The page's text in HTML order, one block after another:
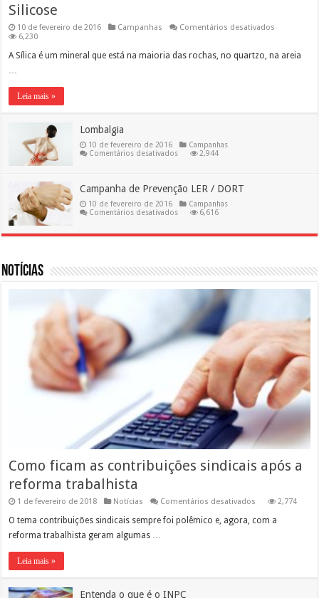
Silicose
10 de fevereiro de 2016 Campanhas Comentários desativados
6,230
A Sílica é um mineral que está na maioria das rochas, no quartzo, na areia
…
Leia mais »
Lombalgia
10 de fevereiro de 2016
Campanhas
Comentários desativadosem
2,944
Campanha de Prevenção LER / DORT
10 de fevereiro de 2016
Campanhas
Comentários desativadosem
Prevenção
6,616
Notícias
Como ficam as contribuições sindicais após a
reforma trabalhista
1 de fevereiro de 2018 Notícias Comentários desativados
ficam
2,774
O tema contribuições sindicais sempre foi polêmico e, agora, com a
reforma trabalhista geram algumas …
Leia mais »
Entenda o que é o INPC